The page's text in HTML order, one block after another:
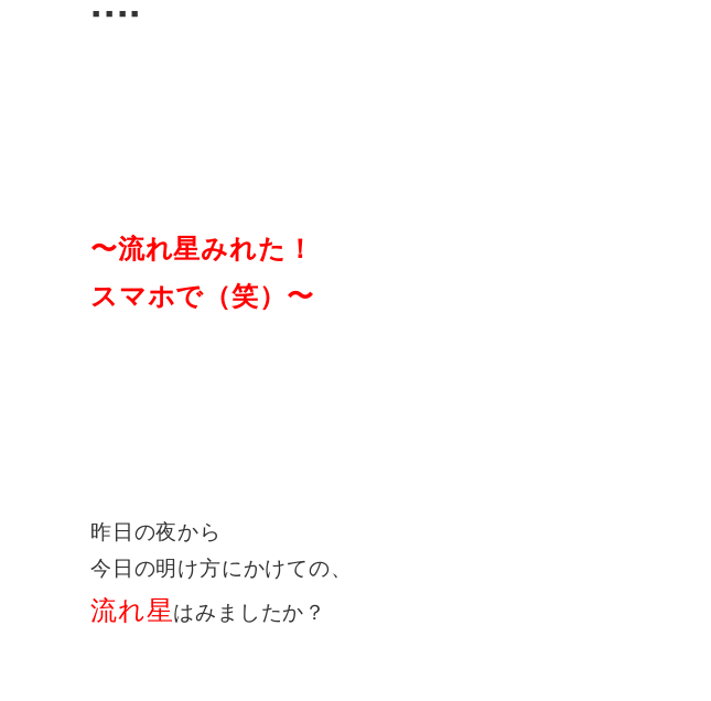
▪️▪️▪️▪️
〜流れ星みれた！
スマホで（笑）〜
昨日の夜から
今日の明け方にかけての、
流れ星はみましたか？